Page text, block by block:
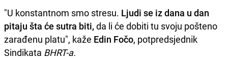
"U konstantnom smo stresu. Ljudi se iz dana u dan
pitaju šta će sutra biti, da li će dobiti tu svoju pošteno
zarađenu platu", kaže Edin Fočo, potpredsjednik
Sindikata BHRT-a.